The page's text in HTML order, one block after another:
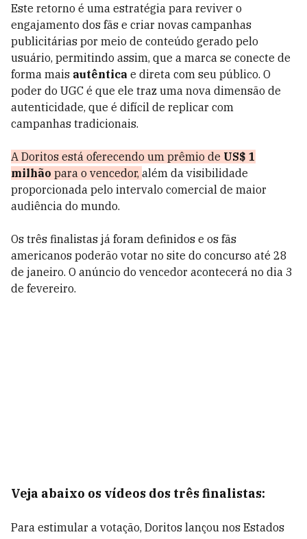
Este retorno é uma estratégia para reviver o
engajamento dos fãs e criar novas campanhas
publicitárias por meio de conteúdo gerado pelo
usuário, permitindo assim, que a marca se conecte de
forma mais autêntica e direta com seu público. O
poder do UGC é que ele traz uma nova dimensão de
autenticidade, que é difícil de replicar com
campanhas tradicionais.
A Doritos está oferecendo um prêmio de US$ 1
milhão para o vencedor, além da visibilidade
proporcionada pelo intervalo comercial de maior
audiência do mundo.
Os três finalistas já foram definidos e os fãs
americanos poderão votar no site do concurso até 28
de janeiro. O anúncio do vencedor acontecerá no dia 3
de fevereiro.
Veja abaixo os vídeos dos três finalistas:
Para estimular a votação, Doritos lançou nos Estados